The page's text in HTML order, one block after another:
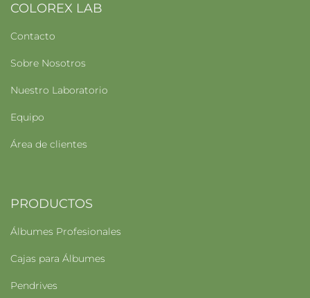
COLOREX LAB
Contacto
Sobre Nosotros
Nuestro Laboratorio
Equipo
Área de clientes
PRODUCTOS
Álbumes Profesionales
Cajas para Álbumes
Pendrives